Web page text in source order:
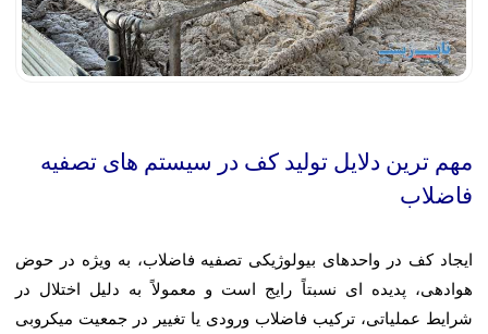
مهم ترین دلایل تولید کف در سیستم های تصفیه
فاضلاب
ایجاد کف در واحدهای بیولوژیکی تصفیه فاضلاب، به ویژه در حوض
هوادهی، پدیده ای نسبتاً رایج است و معمولاً به دلیل اختلال در
شرایط عملیاتی، ترکیب فاضلاب ورودی یا تغییر در جمعیت میکروبی